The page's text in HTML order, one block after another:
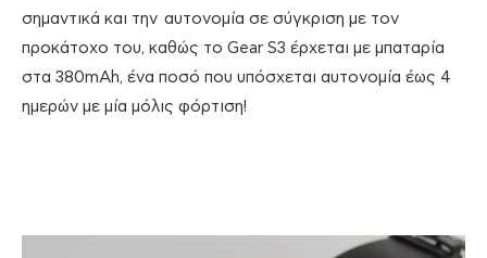
σημαντικά και την αυτονομία σε σύγκριση με τον
προκάτοχο του, καθώς το Gear S3 έρχεται με μπαταρία
στα 380mAh, ένα ποσό που υπόσχεται αυτονομία έως 4
ημερών με μία μόλις φόρτιση!